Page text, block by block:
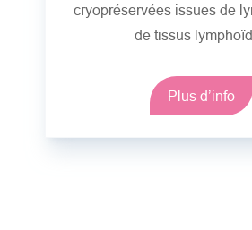
cryopréservées issues de
de tissus
Plus d’info